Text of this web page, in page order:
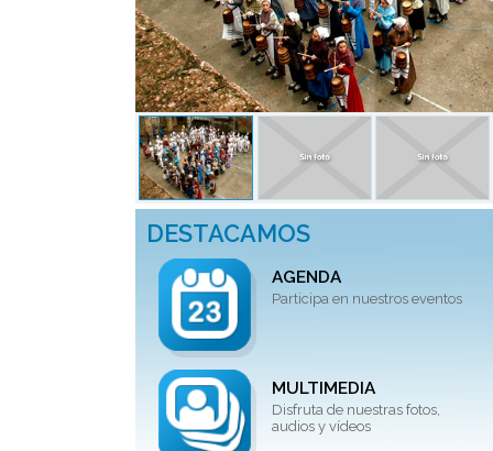
DESTACAMOS
AGENDA
Participa en nuestros eventos
MULTIMEDIA
Disfruta de nuestras fotos,
audios y vídeos